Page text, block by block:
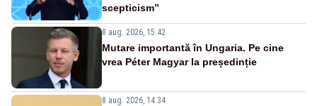
scepticism”
8 aug. 2026, 15:42
Mutare importantă în Ungaria. Pe cine
vrea Péter Magyar la președinție
8 aug. 2026, 14:34